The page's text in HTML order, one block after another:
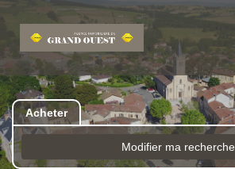
Acheter
Modifier ma recherche